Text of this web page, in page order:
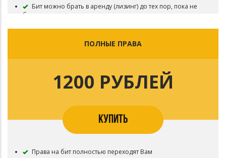
Бит можно брать в аренду (лизинг) до тех пор, пока не
будут куплены эксклюзивные права на инструментал
ПОЛНЫЕ ПРАВА
1200 РУБЛЕЙ
КУПИТЬ
Права на бит полностью переходят Вам